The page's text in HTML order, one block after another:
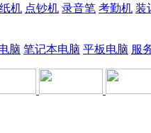
机 点钞机 录音笔 考勤机 装
脑 笔记本电脑 平板电脑 服